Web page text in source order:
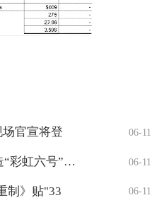
场官宣将登 06-11
《德军总部》开发商正打造“彩虹六号”风格 06-11
制》贴"33 06-11